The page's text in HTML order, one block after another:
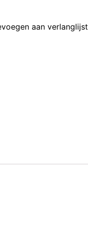
aan verlanglijst